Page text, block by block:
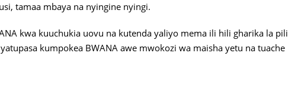
tamaa mbaya na nyingine nyingi.
kwa kuuchukia uovu na kutenda yaliyo mema ili hili gharika la pili
kumpokea BWANA awe mwokozi wa maisha yetu na tuache